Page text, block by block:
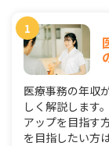
医療事務の年収
しく解説します
アップを目指す
を目指したい方